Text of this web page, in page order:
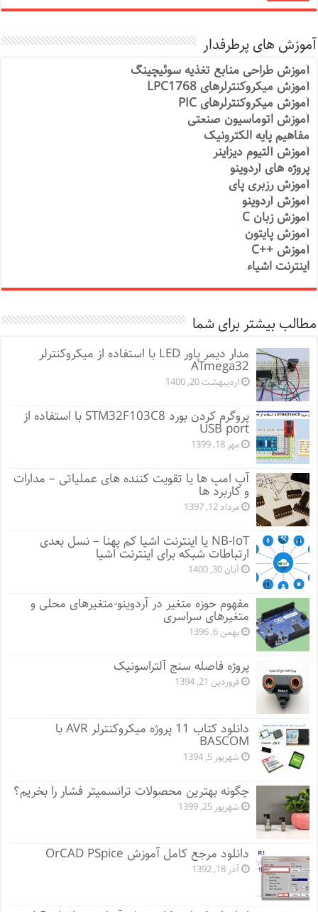
آموزش های پرطرفدار
آموزش طراحی منابع تغذیه سوئیچینگ
آموزش میکروکنترلرهای LPC1768
آموزش میکروکنترلرهای PIC
آموزش اتوماسیون صنعتی
مفاهیم پایه الکترونیک
آموزش آلتیوم دیزاینر
پروژه های آردوینو
آموزش رزبری پای
آموزش آردوینو
آموزش زبان C
آموزش پایتون
آموزش ++C
اینترنت اشیاء
مطالب بیشتر برای شما
مدار دیمر پاور LED با استفاده از میکروکنترلر
ATmega32
اردیبهشت 20, 1400
پروگرم کردن بورد STM32F103C8 با استفاده از
USB port
مهر 18, 1399
آپ امپ ها یا تقویت کننده های عملیاتی – مدارات
و کاربرد ها
مرداد 12, 1397
NB-IoT یا اینترنت اشیا کم پهنا – نسل بعدی
ارتباطات شبکه برای اینترنت اشیا
آبان 30, 1400
مفهوم حوزه متغیر در آردوینو-متغیرهای محلی و
متغیرهای سراسری
بهمن 6, 1396
پروژه فاصله سنج آلتراسونیک
فروردین 21, 1394
دانلود کتاب 11 پروژه میکروکنترلر AVR با
BASCOM
شهریور 5, 1394
چگونه بهترین محصولات ترانسمیتر فشار را بخریم؟
شهریور 25, 1399
دانلود مرجع کامل آموزش OrCAD PSpice
آذر 18, 1392